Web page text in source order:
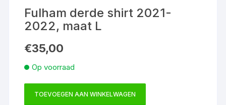
Fulham derde shirt 2021-
2022, maat L
€35,00
Op voorraad
Fulham
TOEVOEGEN AAN WINKELWAGEN